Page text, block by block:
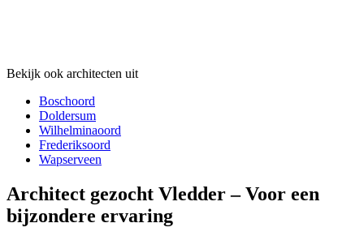
Bekijk ook architecten uit
Boschoord
Doldersum
Wilhelminaoord
Frederiksoord
Wapserveen
Architect gezocht Vledder – Voor een
bijzondere ervaring